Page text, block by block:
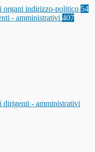
organi indirizzo-politico 54
- amministrativi 407
dirigenti - amministrativi